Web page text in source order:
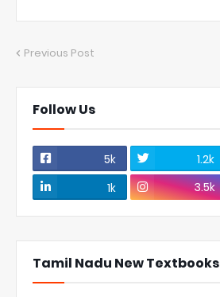
Previous Post
Follow Us
5k 1.2k
1k
3.5k
Tamil Nadu New Textbooks